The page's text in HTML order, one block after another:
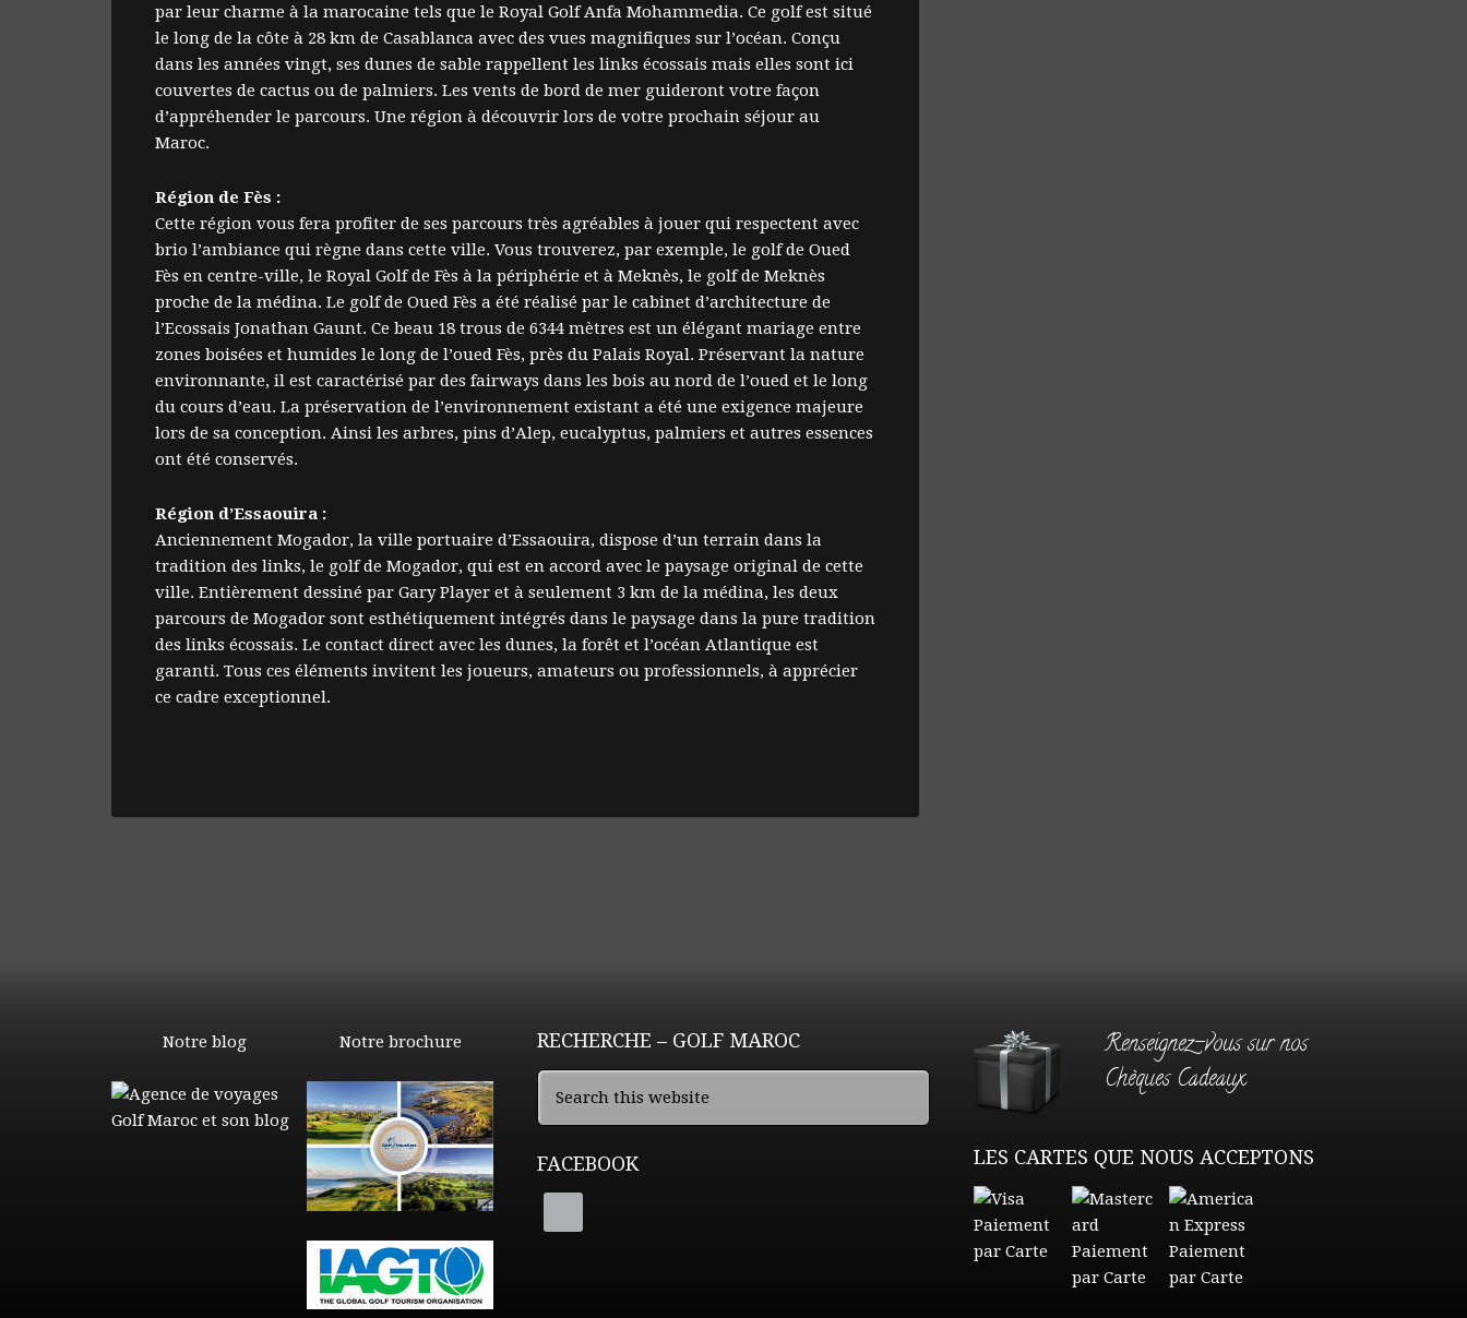
par leur charme à la marocaine tels que le Royal Golf Anfa Mohammedia. Ce golf est situé
le long de la côte à 28 km de Casablanca avec des vues magnifiques sur l’océan. Conçu
dans les années vingt, ses dunes de sable rappellent les links écossais mais elles sont ici
couvertes de cactus ou de palmiers. Les vents de bord de mer guideront votre façon
d’appréhender le parcours. Une région à découvrir lors de votre prochain séjour au
Maroc.
Région de Fès :
Cette région vous fera profiter de ses parcours très agréables à jouer qui respectent avec
brio l’ambiance qui règne dans cette ville. Vous trouverez, par exemple, le golf de Oued
Fès en centre-ville, le Royal Golf de Fès à la périphérie et à Meknès, le golf de Meknès
proche de la médina. Le golf de Oued Fès a été réalisé par le cabinet d’architecture de
l’Ecossais Jonathan Gaunt. Ce beau 18 trous de 6344 mètres est un élégant mariage entre
zones boisées et humides le long de l’oued Fès, près du Palais Royal. Préservant la nature
environnante, il est caractérisé par des fairways dans les bois au nord de l’oued et le long
du cours d’eau. La préservation de l’environnement existant a été une exigence majeure
lors de sa conception. Ainsi les arbres, pins d’Alep, eucalyptus, palmiers et autres essences
ont été conservés.
Région d’Essaouira :
Anciennement Mogador, la ville portuaire d’Essaouira, dispose d’un terrain dans la
tradition des links, le golf de Mogador, qui est en accord avec le paysage original de cette
ville. Entièrement dessiné par Gary Player et à seulement 3 km de la médina, les deux
parcours de Mogador sont esthétiquement intégrés dans le paysage dans la pure tradition
des links écossais. Le contact direct avec les dunes, la forêt et l’océan Atlantique est
garanti. Tous ces éléments invitent les joueurs, amateurs ou professionnels, à apprécier
ce cadre exceptionnel.
Notre blog Notre brochure RECHERCHE – GOLF MAROC
FACEBOOK
Renseignez-vous sur nos
Chèques Cadeaux
LES CARTES QUE NOUS ACCEPTONS